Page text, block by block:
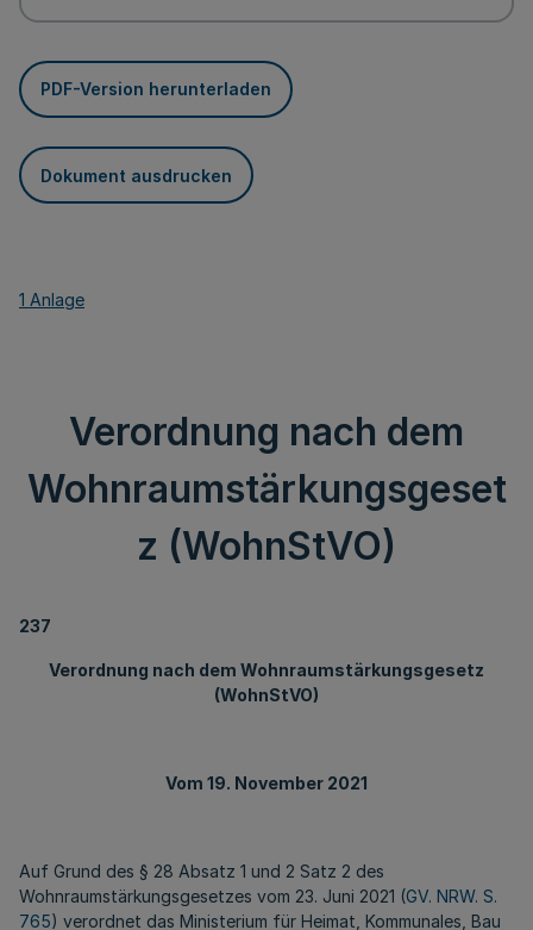
PDF-Version herunterladen
Dokument ausdrucken
1 Anlage
Verordnung nach dem
Wohnraumstärkungsgeset
z (WohnStVO)
237
Verordnung nach dem Wohnraumstärkungsgesetz
(WohnStVO)
Vom 19. November 2021
Auf Grund des § 28 Absatz 1 und 2 Satz 2 des
Wohnraumstärkungsgesetzes vom 23. Juni 2021 (GV. NRW. S.
765) verordnet das Ministerium für Heimat, Kommunales, Bau